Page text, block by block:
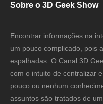
Sobre o 3D Geek Show
Encontrar informações na
um pouco complicado, pois
espalhadas. O Canal 3D
com o intuito de centralizar
pouco ou nenhum
assuntos são tratados de